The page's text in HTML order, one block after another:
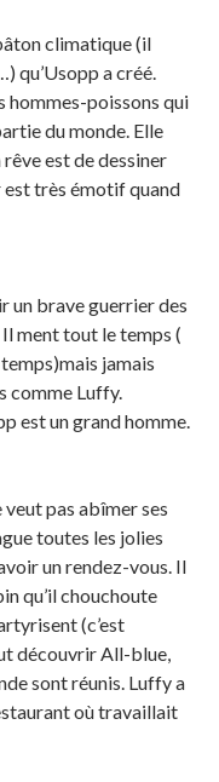
climatique (il
qu’Usopp a créé.
hommes-poissons qui
du monde. Elle
rêve est de dessiner
est très émotif quand
un brave guerrier des
ment tout le temps (
jamais
comme Luffy.
est un grand homme.
veut pas abîmer ses
toutes les jolies
un rendez-vous. Il
qu’il chouchoute
(c’est
découvrir All-blue,
sont réunis. Luffy a
où travaillait